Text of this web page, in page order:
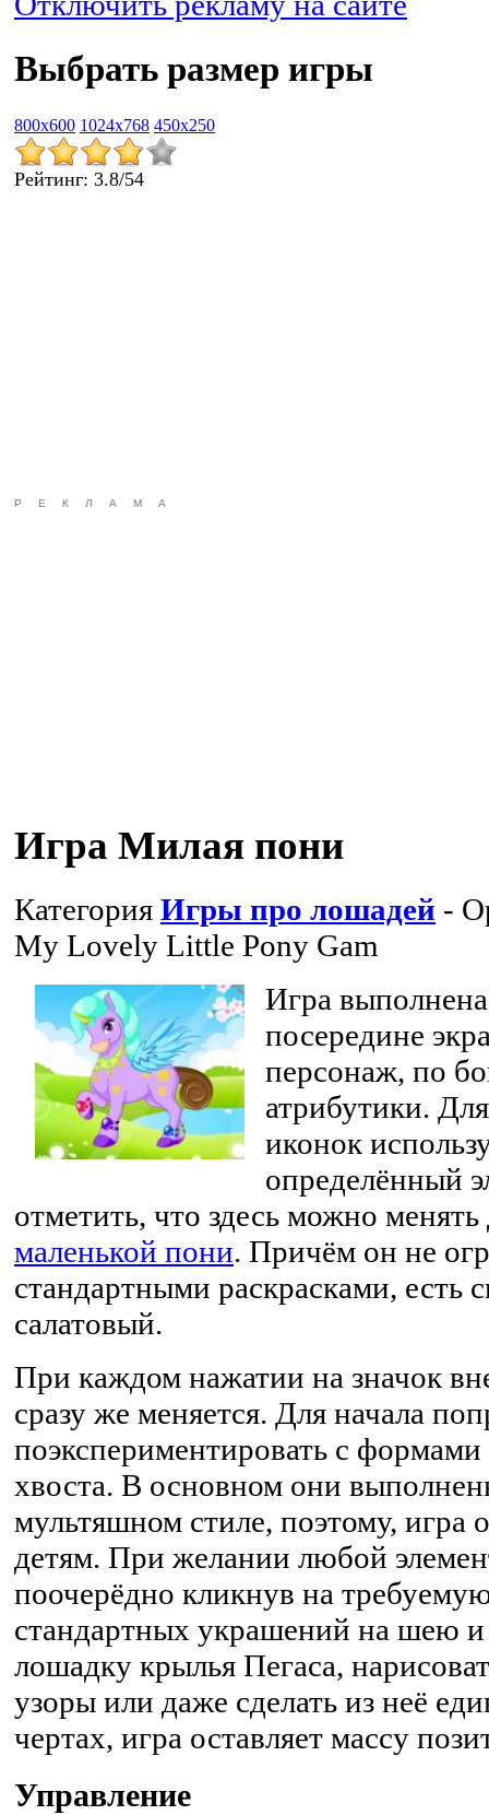
Выбрать размер игры
800x600 1024x768 450x250
Рейтинг: 3.8/54
РЕКЛАМА
Игра Милая пони
Категория Игры про лошадей -
My Lovely Little Pony Gam
Игра
посередине
персонаж, по
атрибутики.
иконок
определённый
отметить, что здесь можно
маленькой пони. Причём он не
стандартными раскрасками, есть
салатовый.
При каждом нажатии на значок
сразу же меняется. Для начала
поэкспериментировать с
хвоста. В основном они
мультяшном стиле, поэтому, игра
детям. При желании любой
поочерёдно кликнув на
стандартных украшений на шею
лошадку крылья Пегаса,
узоры или даже сделать из неё
чертах, игра оставляет массу
Управление